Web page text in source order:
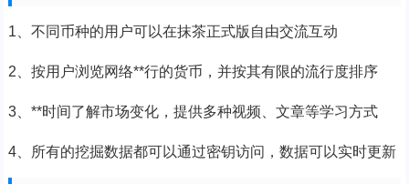
1、不同币种的用户可以在抹茶正式版自由交流互动
2、按用户浏览网络**行的货币，并按其有限的流行度排序
3、**时间了解市场变化，提供多种视频、文章等学习方式
4、所有的挖掘数据都可以通过密钥访问，数据可以实时更新